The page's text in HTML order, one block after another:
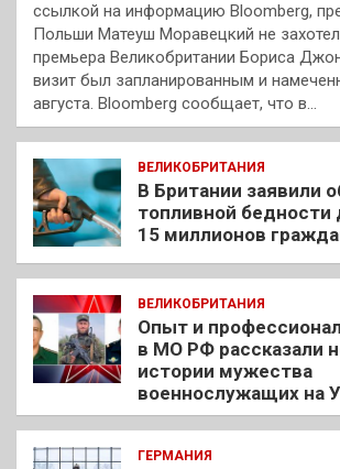
ссылкой на информацию Bloomberg,
Польши Матеуш Моравецкий не
премьера Великобритании Бориса
визит был запланированным и
августа. Bloomberg сообщает, что в…
ВЕЛИКОБРИТАНИЯ
В Британии заявили
топливной бедности
15 миллионов
ВЕЛИКОБРИТАНИЯ
Опыт и
в МО РФ рассказали
истории мужества
военнослужащих на
ГЕРМАНИЯ